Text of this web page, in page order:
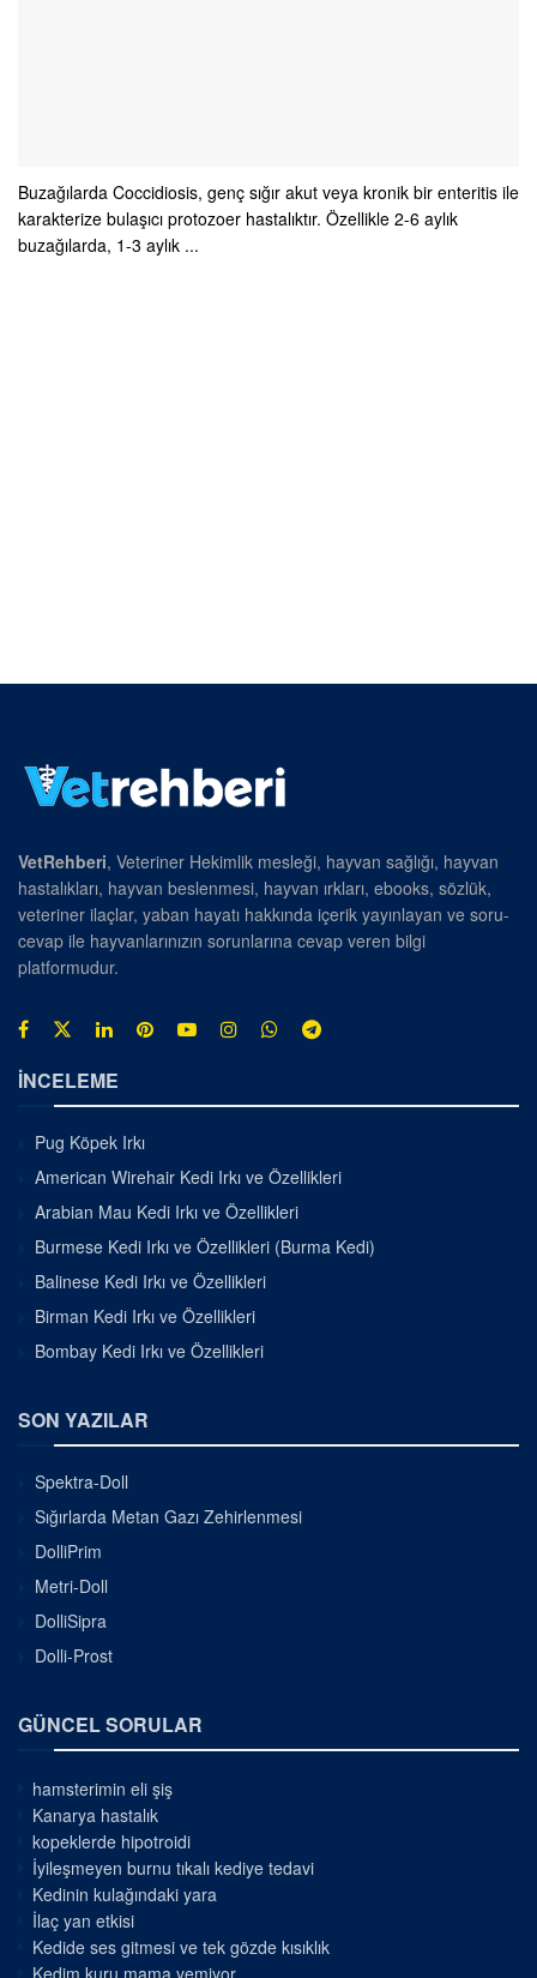
Buzağılarda Coccidiosis, genç sığır akut veya kronik bir enteritis ile
karakterize bulaşıcı protozoer hastalıktır. Özellikle 2-6 aylık
buzağılarda, 1-3 aylık ...
VetRehberi, Veteriner Hekimlik mesleği, hayvan sağlığı, hayvan
hastalıkları, hayvan beslenmesi, hayvan ırkları, ebooks, sözlük,
veteriner ilaçlar, yaban hayatı hakkında içerik yayınlayan ve soru-
cevap ile hayvanlarınızın sorunlarına cevap veren bilgi
platformudur.
İNCELEME
Pug Köpek Irkı
American Wirehair Kedi Irkı ve Özellikleri
Arabian Mau Kedi Irkı ve Özellikleri
Burmese Kedi Irkı ve Özellikleri (Burma Kedi)
Balinese Kedi Irkı ve Özellikleri
Birman Kedi Irkı ve Özellikleri
Bombay Kedi Irkı ve Özellikleri
SON YAZILAR
Spektra-Doll
Sığırlarda Metan Gazı Zehirlenmesi
DolliPrim
Metri-Doll
DolliSipra
Dolli-Prost
GÜNCEL SORULAR
hamsterimin eli şiş
Kanarya hastalık
kopeklerde hipotroidi
İyileşmeyen burnu tıkalı kediye tedavi
Kedinin kulağındaki yara
İlaç yan etkisi
Kedide ses gitmesi ve tek gözde kısıklık
Kedim kuru mama yemiyor